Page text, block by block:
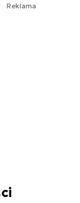
Reklama